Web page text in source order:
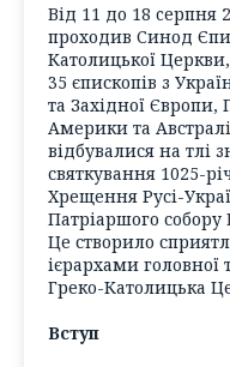
Від 11 до 18 cерпня
проходив Синод
Католицької
35 єпископів з
та Західної
Америки та
відбувалися на
святкування 1025-
Хрещення Русі-
Патріаршого собору
Це створило
ієрархами головної
Греко-Католицька
Вступ